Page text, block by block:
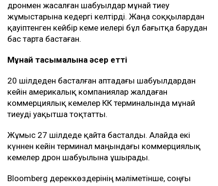
дронмен жасалған шабуылдар мұнай тиеу
жұмыстарына кедергі келтірді. Жаңа соққылардан
қауіптенген кейбір кеме иелері бұл бағытқа барудан
бас тарта бастаған.
Мұнай тасымалына әсер етті
20 шілдеден басталған аптадағы шабуылдардан
кейін америкалық компаниялар жалдаған
коммерциялық кемелер КҚК терминалында мұнай
тиеуді уақытша тоқтатты.
Жұмыс 27 шілдеде қайта басталды. Алайда екі
күннен кейін терминал маңындағы коммерциялық
кемелер дрон шабуылына ұшырады.
Bloomberg дереккөздерінің мәліметінше, соңғы